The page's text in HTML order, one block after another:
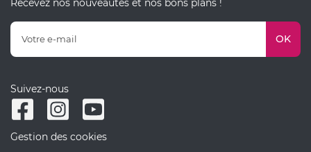
Recevez nos nouveautés et nos bons plans !
OK
Suivez-nous
Gestion des cookies